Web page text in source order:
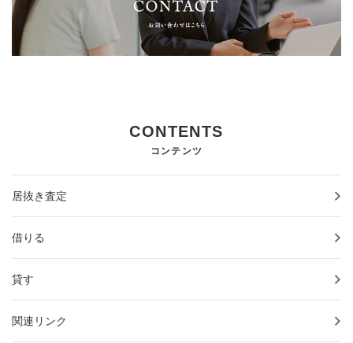
CONTENTS
コンテンツ
居抜き査定
借りる
貸す
関連リンク